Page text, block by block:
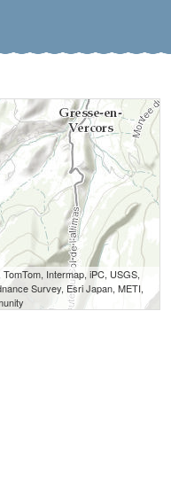
Intermap, iPC, USGS,
Survey, Esri Japan, METI,